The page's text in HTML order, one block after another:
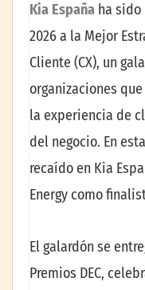
Kia España ha sido
2026 a la Mejor
Cliente (CX), un
organizaciones
la experiencia de
del negocio. En
recaído en Kia
Energy como
El galardón se
Premios DEC,